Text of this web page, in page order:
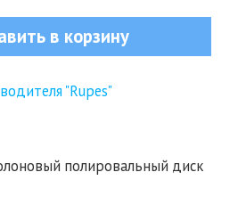
в корзину
"Rupes"
полировальный диск